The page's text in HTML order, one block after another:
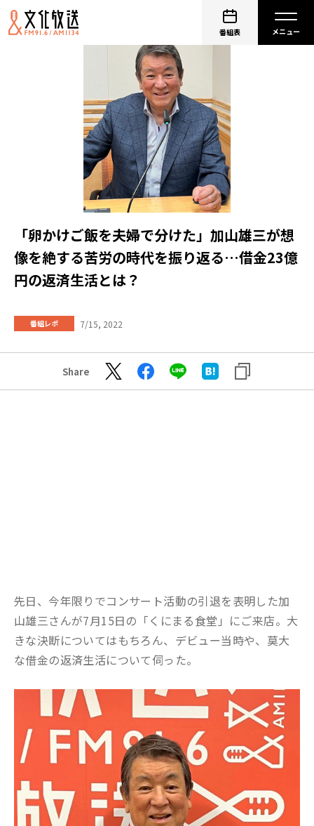
番組表
「卵かけご飯を夫婦で分けた」加山雄三が想
像を絶する苦労の時代を振り返る…借金23億
円の返済生活とは？
番組レポ 7/15, 2022
Share
先日、今年限りでコンサート活動の引退を表明した加
山雄三さんが7月15日の「くにまる食堂」にご来店。大
きな決断についてはもちろん、デビュー当時や、莫大
な借金の返済生活について伺った。